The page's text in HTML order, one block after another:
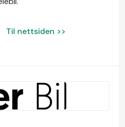
Til nettsiden >>